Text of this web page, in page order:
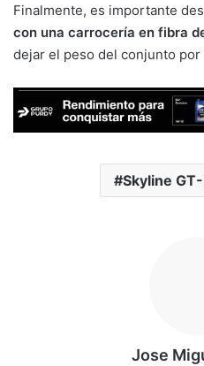
Finalmente, es importante
con una carrocería en fibra
dejar el peso del conjunto por
Skyline
Jose